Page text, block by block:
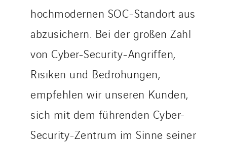
hochmodernen SOC-Standort aus
abzusichern. Bei der großen Zahl
von Cyber-Security-Angriffen,
Risiken und Bedrohungen,
empfehlen wir unseren Kunden,
sich mit dem führenden Cyber-
Security-Zentrum im Sinne seiner